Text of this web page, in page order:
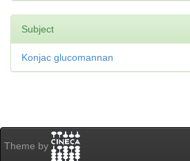
Subject
Konjac glucomannan
Theme by